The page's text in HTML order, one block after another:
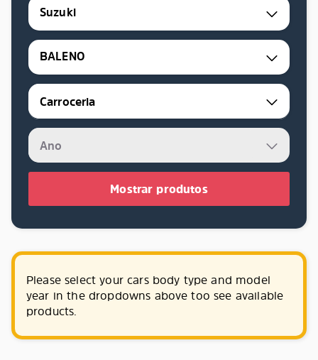
Suzuki
BALENO
Mostrar produtos
Please select your cars body type and model
year in the dropdowns above too see available
products.